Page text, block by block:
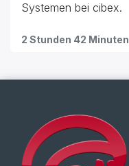
Systemen bei cibex.
2 Stunden 42 Minuten